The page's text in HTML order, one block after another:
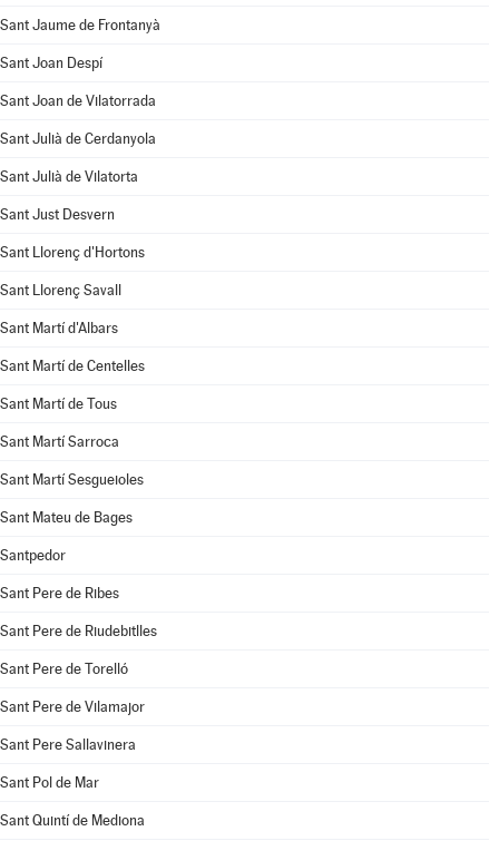
Sant Jaume de Frontanyà
Sant Joan Despí
Sant Joan de Vilatorrada
Sant Julià de Cerdanyola
Sant Julià de Vilatorta
Sant Just Desvern
Sant Llorenç d'Hortons
Sant Llorenç Savall
Sant Martí d'Albars
Sant Martí de Centelles
Sant Martí de Tous
Sant Martí Sarroca
Sant Martí Sesgueioles
Sant Mateu de Bages
Santpedor
Sant Pere de Ribes
Sant Pere de Riudebitlles
Sant Pere de Torelló
Sant Pere de Vilamajor
Sant Pere Sallavinera
Sant Pol de Mar
Sant Quintí de Mediona